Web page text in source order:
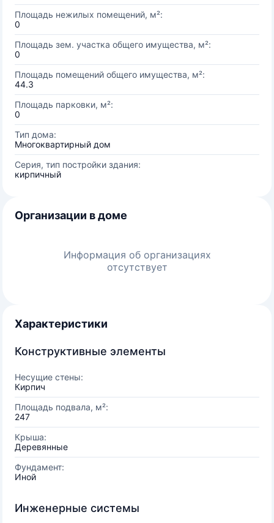
Площадь нежилых помещений, м²:
0
Площадь зем. участка общего имущества, м²:
0
Площадь помещений общего имущества, м²:
44.3
Площадь парковки, м²:
0
Тип дома:
Многоквартирный дом
Серия, тип постройки здания:
кирпичный
Организации в доме
Информация об организациях
отсутствует
Характеристики
Конструктивные элементы
Несущие стены:
Кирпич
Площадь подвала, м²:
247
Крыша:
Деревянные
Фундамент:
Иной
Инженерные системы